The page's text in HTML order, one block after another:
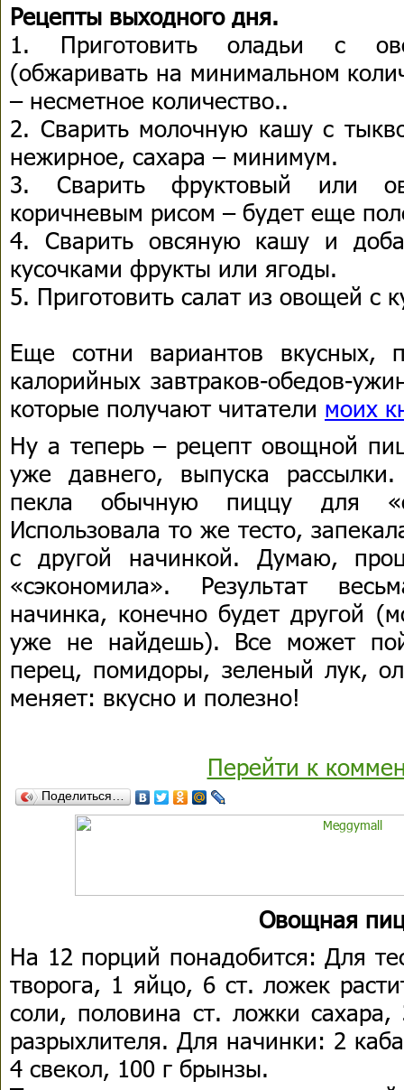
Рецепты выходного дня.
1. Приготовить оладьи с
(обжаривать на минимальном
– несметное количество..
2. Сварить молочную кашу с
нежирное, сахара – минимум.
3. Сварить фруктовый или
коричневым рисом – будет еще
4. Сварить овсяную кашу и
кусочками фрукты или ягоды.
5. Приготовить салат из овощей с
Еще сотни вариантов вкусных,
калорийных завтраков-обедов-
которые получают читатели моих
Ну а теперь – рецепт овощной
уже давнего, выпуска
пекла обычную пиццу для
Использовала то же тесто,
с другой начинкой. Думаю,
«сэкономила». Результат
начинка, конечно будет другой
уже не найдешь). Все может
перец, помидоры, зеленый лук,
меняет: вкусно и полезно!
Перейти к
Поделиться…
Овощная
На 12 порций понадобится: Для
творога, 1 яйцо, 6 ст. ложек
соли, половина ст. ложки сахара,
разрыхлителя. Для начинки: 2
4 свекол, 100 г брынзы.